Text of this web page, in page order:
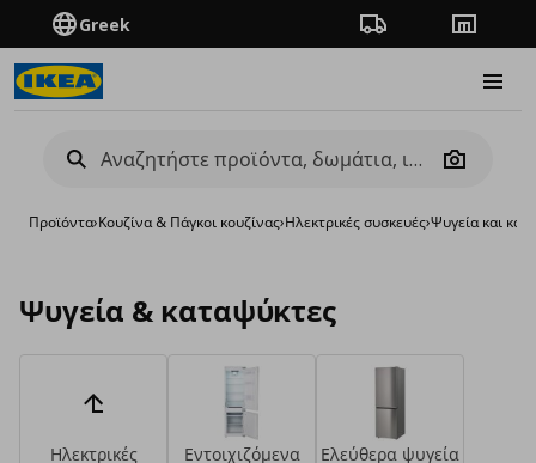
Greek Πορεία παραγγελίας
Camera
Προϊόντα›Κουζίνα & Πάγκοι κουζίνας›Ηλεκτρικές συσκευές›Ψυγεία και
Ψυγεία & καταψύκτες
Ηλεκτρικές
Εντοιχιζόμενα
Ελεύθερα ψυγεία